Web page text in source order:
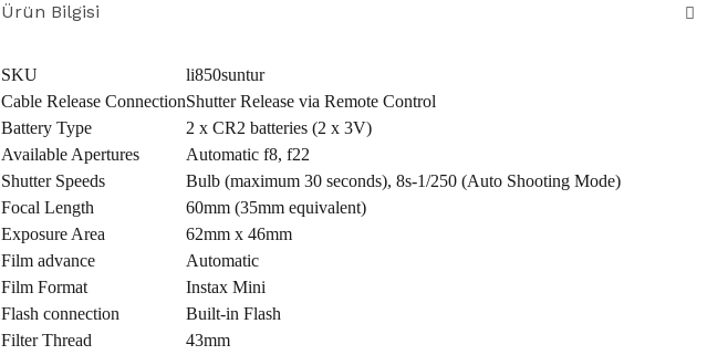
Ürün Bilgisi
SKU
li850suntur
Cable Release ConnectionShutter Release via Remote Control
Battery Type
2 x CR2 batteries (2 x 3V)
Available Apertures
Automatic f8, f22
Shutter Speeds
Bulb (maximum 30 seconds), 8s-1/250 (Auto Shooting Mode)
Focal Length
60mm (35mm equivalent)
Exposure Area
62mm x 46mm
Film advance
Automatic
Film Format
Instax Mini
Flash connection
Built-in Flash
Filter Thread
43mm